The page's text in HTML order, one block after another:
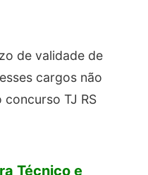
de validade de
cargos não
TJ RS
Técnico e